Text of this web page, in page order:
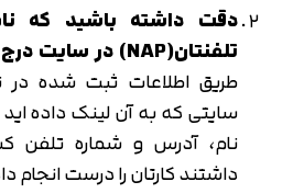
دقت داشته باشید که
تلفنتان(NAP) در سایت
طریق اطلاعات ثبت شده
سایتی که به آن لینک داده
نام، آدرس و شماره تلفن
داشتند کارتان را درست انجام